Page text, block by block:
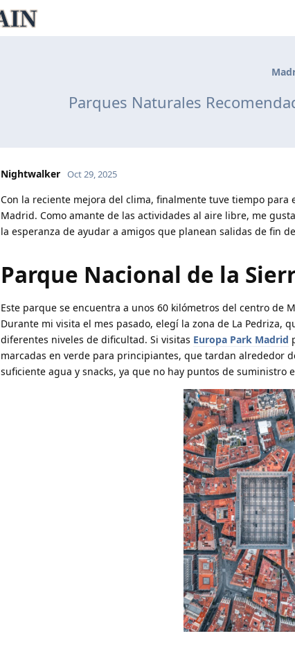
Parques Naturales
Nightwalker Oct 29, 2025
Con la reciente mejora del clima, finalmente tuve tiempo
Madrid. Como amante de las actividades al aire libre, me
la esperanza de ayudar a amigos que planean salidas de fin
Parque Nacional de la
Este parque se encuentra a unos 60 kilómetros del centro de
Durante mi visita el mes pasado, elegí la zona de La Pedriza,
diferentes niveles de dificultad. Si visitas Europa Park Madrid
marcadas en verde para principiantes, que tardan alrededor
suficiente agua y snacks, ya que no hay puntos de suministro